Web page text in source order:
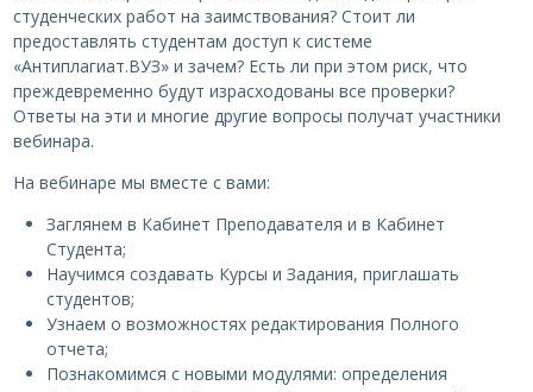
студенческих работ на заимствования? Стоит ли
предоставлять студентам доступ к системе
«Антиплагиат.ВУЗ» и зачем? Есть ли при этом риск, что
преждевременно будут израсходованы все проверки?
Ответы на эти и многие другие вопросы получат участники
вебинара.
На вебинаре мы вместе с вами:
Заглянем в Кабинет Преподавателя и в Кабинет
Студента;
Научимся создавать Курсы и Задания, приглашать
студентов;
Узнаем о возможностях редактирования Полного
отчета;
Познакомимся с новыми модулями: определения